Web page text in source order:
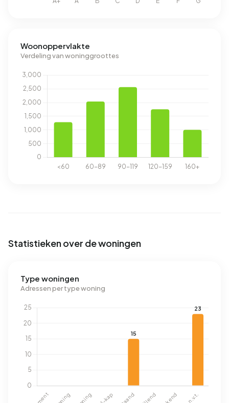
Woonoppervlakte
Verdeling van woninggroottes
Statistieken over de woningen
Type woningen
Adressen per type woning